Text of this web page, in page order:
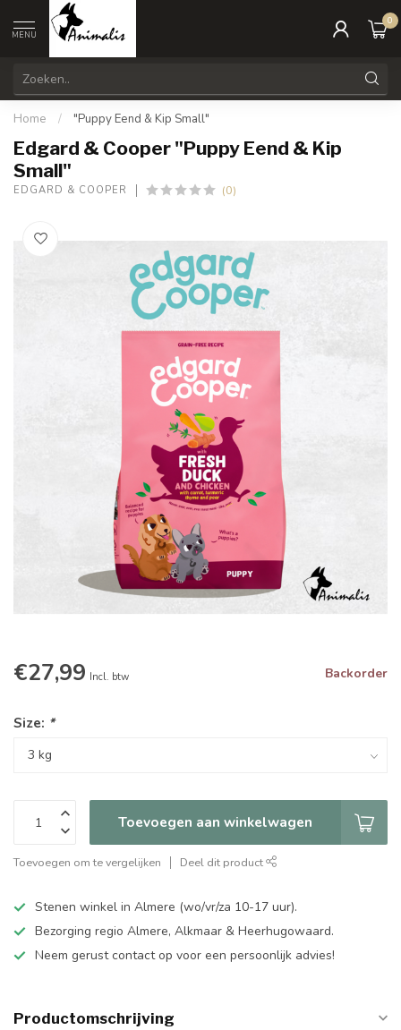
MENU
0
Home / "Puppy Eend & Kip Small"
Edgard & Cooper "Puppy Eend & Kip
Small"
EDGARD & COOPER (0)
€27,99 Incl. btw Backorder
Size: *
Toevoegen aan winkelwagen
Toevoegen om te vergelijken Deel dit product
Stenen winkel in Almere (wo/vr/za 10-17 uur).
Bezorging regio Almere, Alkmaar & Heerhugowaard.
Neem gerust contact op voor een persoonlijk advies!
Productomschrijving